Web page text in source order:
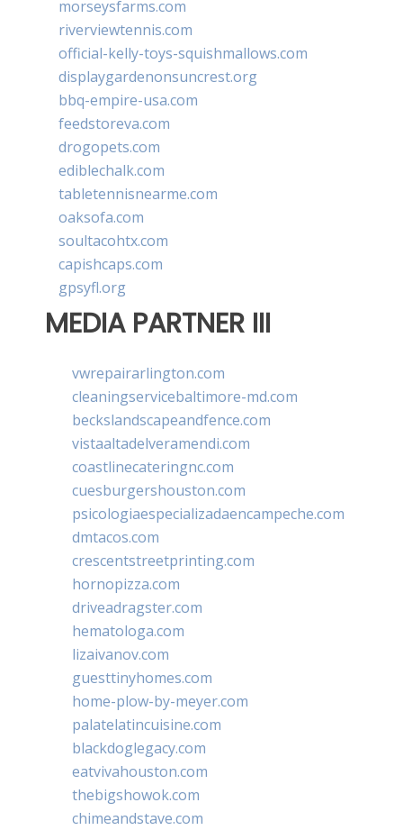
morseysfarms.com
riverviewtennis.com
official-kelly-toys-squishmallows.com
displaygardenonsuncrest.org
bbq-empire-usa.com
feedstoreva.com
drogopets.com
ediblechalk.com
tabletennisnearme.com
oaksofa.com
soultacohtx.com
capishcaps.com
gpsyfl.org
MEDIA PARTNER III
vwrepairarlington.com
cleaningservicebaltimore-md.com
beckslandscapeandfence.com
vistaaltadelveramendi.com
coastlinecateringnc.com
cuesburgershouston.com
psicologiaespecializadaencampeche.com
dmtacos.com
crescentstreetprinting.com
hornopizza.com
driveadragster.com
hematologa.com
lizaivanov.com
guesttinyhomes.com
home-plow-by-meyer.com
palatelatincuisine.com
blackdoglegacy.com
eatvivahouston.com
thebigshowok.com
chimeandstave.com